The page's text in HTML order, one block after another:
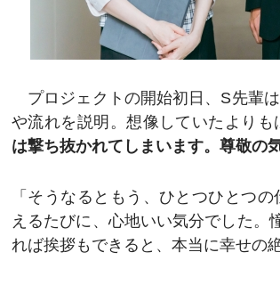
プロジェクトの開始初日、S先輩
や流れを説明。想像していたより
は撃ち抜かれてしまいます。尊敬の
「そうなるともう、ひとつひとつ
えるたびに、心地いい気分でした。
れば挨拶もできると、本当に幸せの